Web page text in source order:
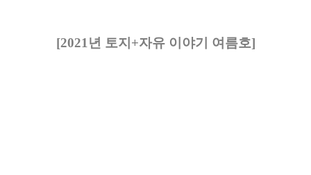
[2021년 토지+자유 이야기 여름호]